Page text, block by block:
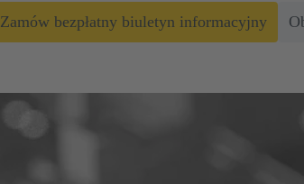
Zamów bezpłatny biuletyn informacyjny